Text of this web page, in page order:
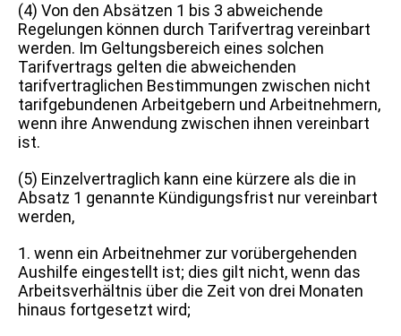
(4) Von den Absätzen 1 bis 3 abweichende
Regelungen können durch Tarifvertrag vereinbart
werden. Im Geltungsbereich eines solchen
Tarifvertrags gelten die abweichenden
tarifvertraglichen Bestimmungen zwischen nicht
tarifgebundenen Arbeitgebern und Arbeitnehmern,
wenn ihre Anwendung zwischen ihnen vereinbart
ist.
(5) Einzelvertraglich kann eine kürzere als die in
Absatz 1 genannte Kündigungsfrist nur vereinbart
werden,
1. wenn ein Arbeitnehmer zur vorübergehenden
Aushilfe eingestellt ist; dies gilt nicht, wenn das
Arbeitsverhältnis über die Zeit von drei Monaten
hinaus fortgesetzt wird;